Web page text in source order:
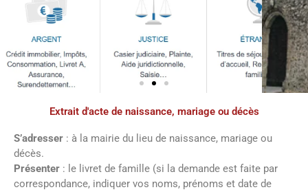
Démarches
administratives
Faîtes vos démarches en ligne sur notre
site en cliquant sur le bouton ci-dessous
Extrait d'acte de naissance, mariage ou décès
S’adresser : à la mairie du lieu de naissance, mariage ou
décès.
Présenter : le livret de famille (si la demande est faite par
correspondance, indiquer vos noms, prénoms et date de